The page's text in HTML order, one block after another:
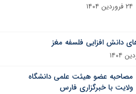
۲۴ فروردین ۱۴۰۴
دانش افزایی فلسفه مغز
مصاحبه عضو هیئت علمی دانشگاه
ولایت با خبرگزاری فارس